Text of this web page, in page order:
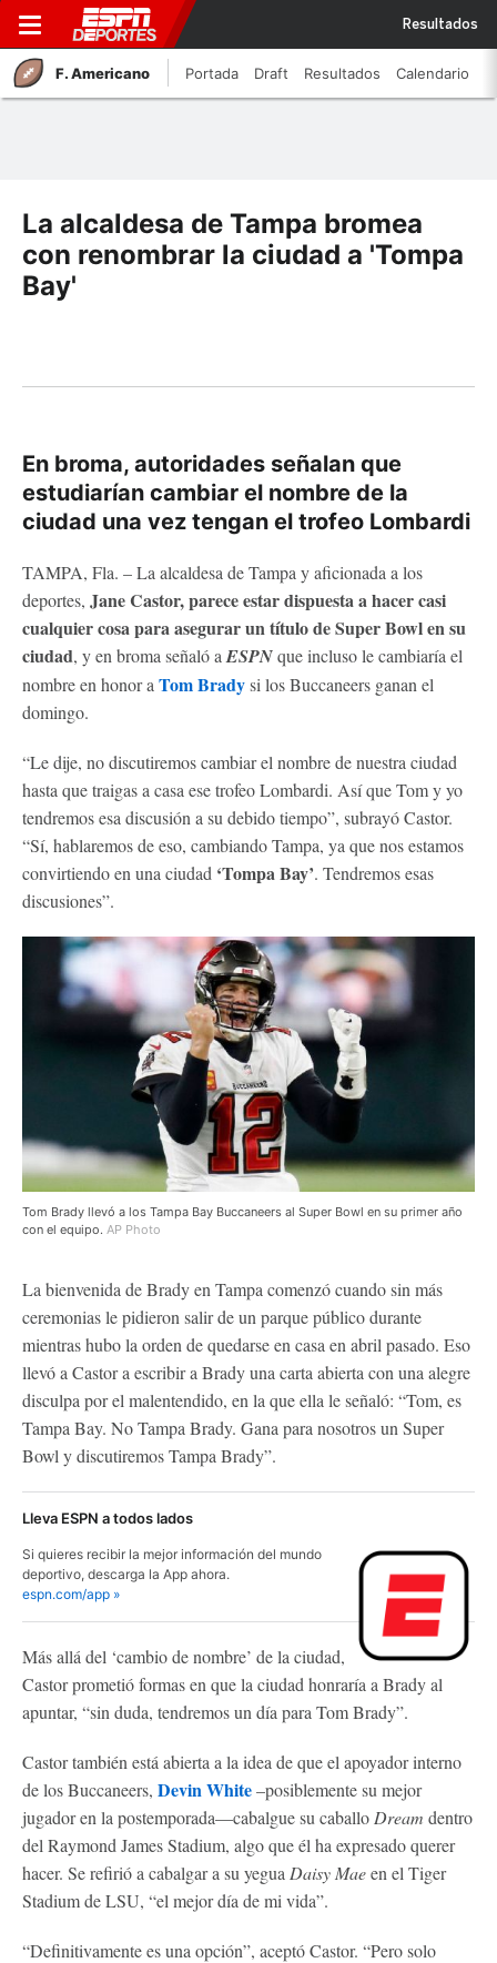
Resultados
F. Americano Portada Draft Resultados Calendario
La alcaldesa de Tampa bromea
con renombrar la ciudad a 'Tompa
Bay'
En broma, autoridades señalan que
estudiarían cambiar el nombre de la
ciudad una vez tengan el trofeo Lombardi
TAMPA, Fla. – La alcaldesa de Tampa y aficionada a los
deportes, Jane Castor, parece estar dispuesta a hacer casi
cualquier cosa para asegurar un título de Super Bowl en su
ciudad, y en broma señaló a ESPNque incluso le cambiaría el
nombre en honor a Tom Bradysi los Buccaneers ganan el
domingo.
“Le dije, no discutiremos cambiar el nombre de nuestra ciudad
hasta que traigas a casa ese trofeo Lombardi. Así que Tom y yo
tendremos esa discusión a su debido tiempo”, subrayó Castor.
“Sí, hablaremos de eso, cambiando Tampa, ya que nos estamos
convirtiendo en una ciudad ‘Tompa Bay’. Tendremos esas
discusiones”.
Tom Brady llevó a los Tampa Bay Buccaneers al Super Bowl en su primer año
con el equipo. AP Photo
La bienvenida de Brady en Tampa comenzó cuando sin más
ceremonias le pidieron salir de un parque público durante
mientras hubo la orden de quedarse en casa en abril pasado. Eso
llevó a Castor a escribir a Brady una carta abierta con una alegre
disculpa por el malentendido, en la que ella le señaló: “Tom, es
Tampa Bay. No Tampa Brady. Gana para nosotros un Super
Bowl y discutiremos Tampa Brady”.
Lleva ESPN a todos lados
Si quieres recibir la mejor información del mundo
deportivo, descarga la App ahora.
espn.com/app »
Más allá del ‘cambio de nombre’ de la ciudad,
Castor prometió formas en que la ciudad honraría a Brady al
apuntar, “sin duda, tendremos un día para Tom Brady”.
Castor también está abierta a la idea de que el apoyador interno
de los Buccaneers, Devin White–posiblemente su mejor
jugador en la postemporada—cabalgue su caballo Dream dentro
del Raymond James Stadium, algo que él ha expresado querer
hacer. Se refirió a cabalgar a su yegua Daisy Maeen el Tiger
Stadium de LSU, “el mejor día de mi vida”.
“Definitivamente es una opción”, aceptó Castor. “Pero solo